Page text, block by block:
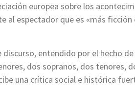
europea sobre los
al espectador que es «más
entendido por el hecho
dos sopranos, dos tenores,
una crítica social e histórica